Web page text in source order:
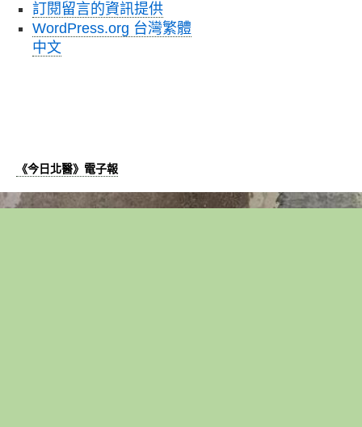
訂閱留言的資訊提供
WordPress.org 台灣繁體
中文
《今日北醫》電子報